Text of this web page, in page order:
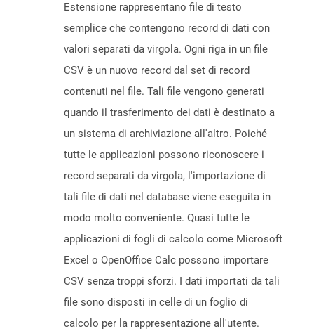
Estensione rappresentano file di testo
semplice che contengono record di dati con
valori separati da virgola. Ogni riga in un file
CSV è un nuovo record dal set di record
contenuti nel file. Tali file vengono generati
quando il trasferimento dei dati è destinato a
un sistema di archiviazione all'altro. Poiché
tutte le applicazioni possono riconoscere i
record separati da virgola, l'importazione di
tali file di dati nel database viene eseguita in
modo molto conveniente. Quasi tutte le
applicazioni di fogli di calcolo come Microsoft
Excel o OpenOffice Calc possono importare
CSV senza troppi sforzi. I dati importati da tali
file sono disposti in celle di un foglio di
calcolo per la rappresentazione all'utente.